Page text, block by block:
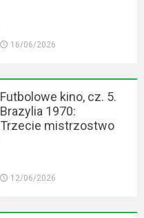
16/06/2026
Futbolowe kino, cz. 5.
Brazylia 1970:
Trzecie mistrzostwo
12/06/2026